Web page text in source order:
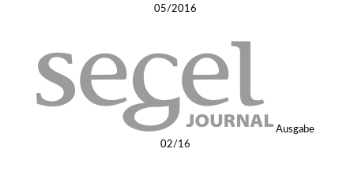
05/2016
Ausgabe
02/16